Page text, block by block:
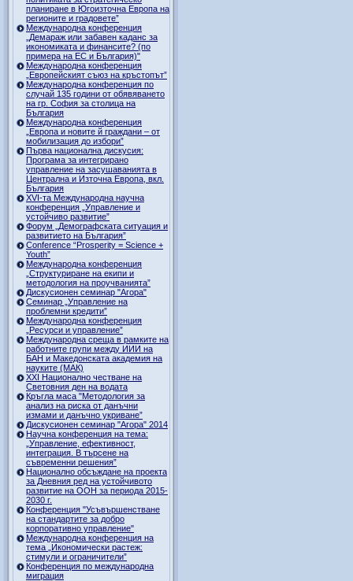
планиране в Югоизточна Европа на
регионите и градовете”
Международна конференция
„Демараж или забавен каданс за
икономиката и финансите? (по
примера на ЕС и България)"
Международна конференция
„Европейският съюз на кръстопът”
Международна конференция по
случай 135 години от обявяването
на гр. София за столица на
България
Международна конференция
„Европа и новите й граждани – от
мобилизация до избори”
Първа национална дискусия:
Програма за интегрирано
управление на засушаванията в
Централна и Източна Европа, вкл.
България
ХVI-та Международна научна
конференция „Управление и
устойчиво развитие”
Форум „Демографската ситуация и
развитието на България”
Conference “Prosperity = Science +
Youth”
Международна конференция
„Структуриране на екипи и
методология на проучванията”
Дискусионен семинар "Агора"
Семинар „Управление на
проблемни кредити”
Международна конференция
„Ресурси и управление”
Международна среща в рамките на
работните групи между ИИИ на
БАН и Македонската академия на
науките (МАК)
XXI Национално честване на
Световния ден на водата
Кръгла маса "Методология за
анализ на риска от данъчни
измами и данъчно укриване”
Дискусионен семинар "Агора" 2014
Научна конференция на тема:
„Управление, ефективност,
интеграция. В търсене на
съвременни решения”
Национално обсъждане на проекта
за Дневния ред на устойчивото
развитие на ООН за периода 2015-
2030 г.
Конференция "Усъвършенстване
на стандартите за добро
корпоративно управление"
Международна конференция на
тема „Икономически растеж:
стимули и ограничители”
Конференция по международна
миграция